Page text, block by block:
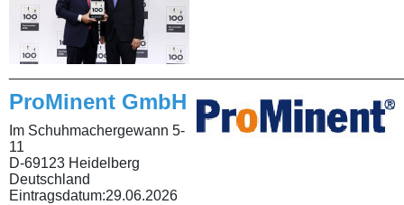
ProMinent GmbH
Im Schuhmachergewann 5-
11
D-69123 Heidelberg
Deutschland
Eintragsdatum:29.06.2026